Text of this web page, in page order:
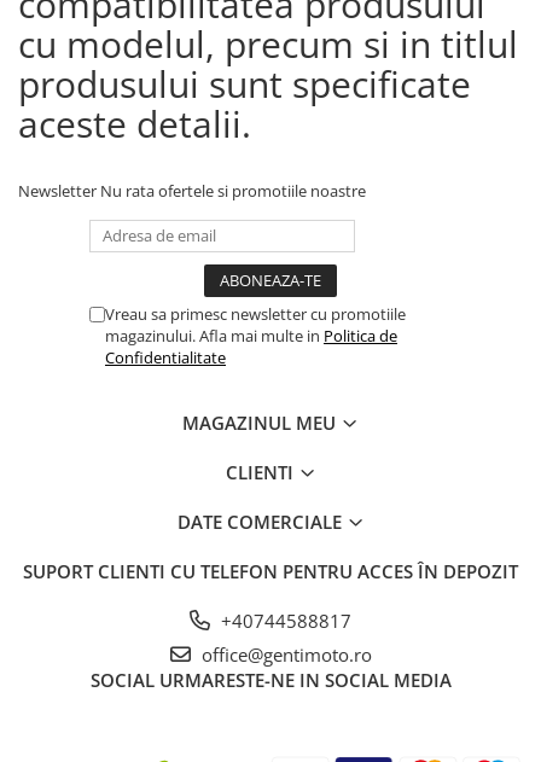
cu modelul, precum si in titlul
produsului sunt specificate
aceste detalii.
Newsletter Nu rata ofertele si promotiile noastre
Vreau sa primesc newsletter cu promotiile
magazinului. Afla mai multe in Politica de
Confidentialitate
MAGAZINUL MEU
CLIENTI
DATE COMERCIALE
SUPORT CLIENTI CU TELEFON PENTRU ACCES ÎN DEPOZIT
+40744588817
office@gentimoto.ro
SOCIAL URMARESTE-NE IN SOCIAL MEDIA